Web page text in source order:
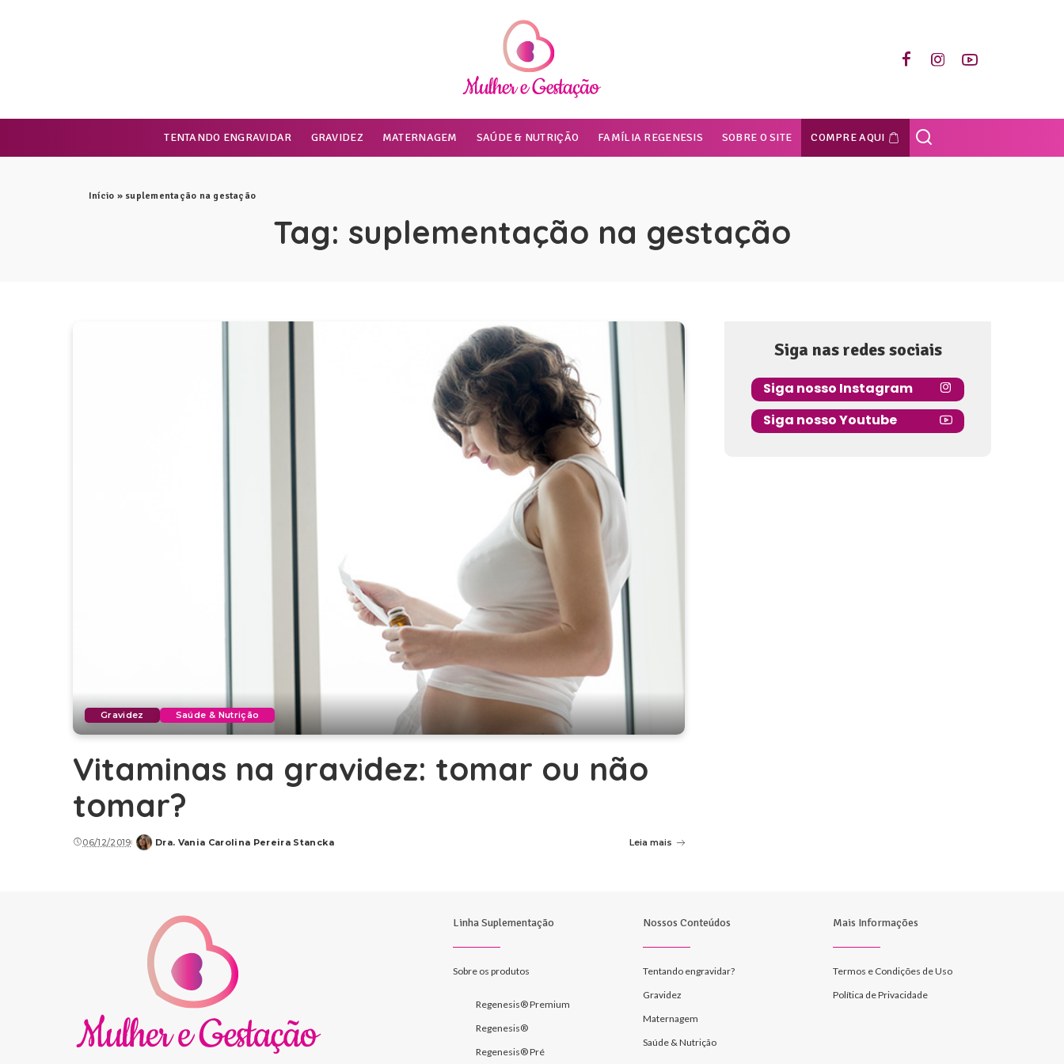
TENTANDO ENGRAVIDAR GRAVIDEZ MATERNAGEM SAÚDE & NUTRIÇÃO FAMÍLIA REGENESIS SOBRE O SITE COMPRE AQUI
Início » suplementação na gestação
Tag: suplementação na gestação
Gravidez Saúde & Nutrição
Vitaminas na gravidez: tomar ou não
tomar?
06/12/2019
Posted
Dra. Vania Carolina Pereira Stancka Leia mais
Siga nas redes sociais
Siga nosso Instagram
Siga nosso Youtube
Linha Suplementação
Sobre os produtos
Regenesis® Premium
Regenesis®
Regenesis® Pré
Nossos Conteúdos
Tentando engravidar?
Gravidez
Maternagem
Saúde & Nutrição
Mais Informações
Termos e Condições de Uso
Política de Privacidade